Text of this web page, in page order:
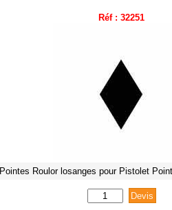
Réf : 32251
Pointes Roulor losanges pour Pistolet